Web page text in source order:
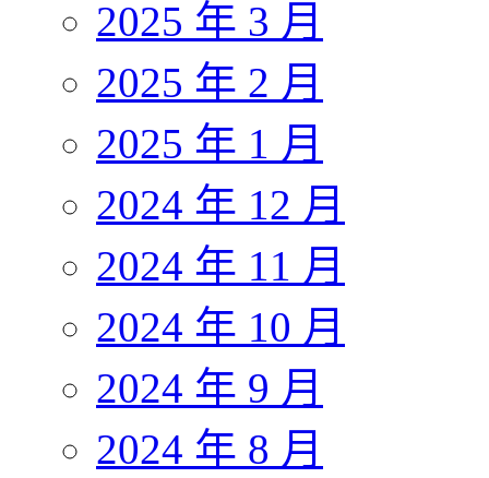
2025 年 3 月
2025 年 2 月
2025 年 1 月
2024 年 12 月
2024 年 11 月
2024 年 10 月
2024 年 9 月
2024 年 8 月